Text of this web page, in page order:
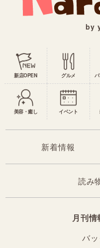
by
新店OPEN グルメ
美容・癒し イベント
新着情報
読み
月刊
バ